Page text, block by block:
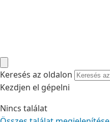
Keresés az oldalon
Kezdjen el gépelni
Nincs találat